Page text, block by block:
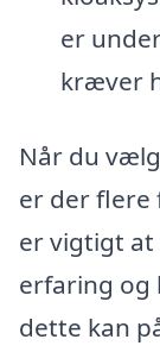
er
kræver
Når du
er der flere
er vigtigt
erfaring og
dette kan